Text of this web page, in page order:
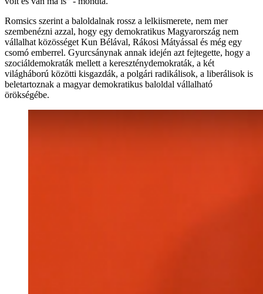
Romsics szerint a baloldalnak rossz a lelkiismerete, nem mer
szembenézni azzal, hogy egy demokratikus Magyarország nem
vállalhat közösséget Kun Bélával, Rákosi Mátyással és még egy
csomó emberrel. Gyurcsánynak annak idején azt fejtegette, hogy a
szociáldemokraták mellett a kereszténydemokraták, a két
világháború közötti kisgazdák, a polgári radikálisok, a liberálisok is
beletartoznak a magyar demokratikus baloldal vállalható
örökségébe.